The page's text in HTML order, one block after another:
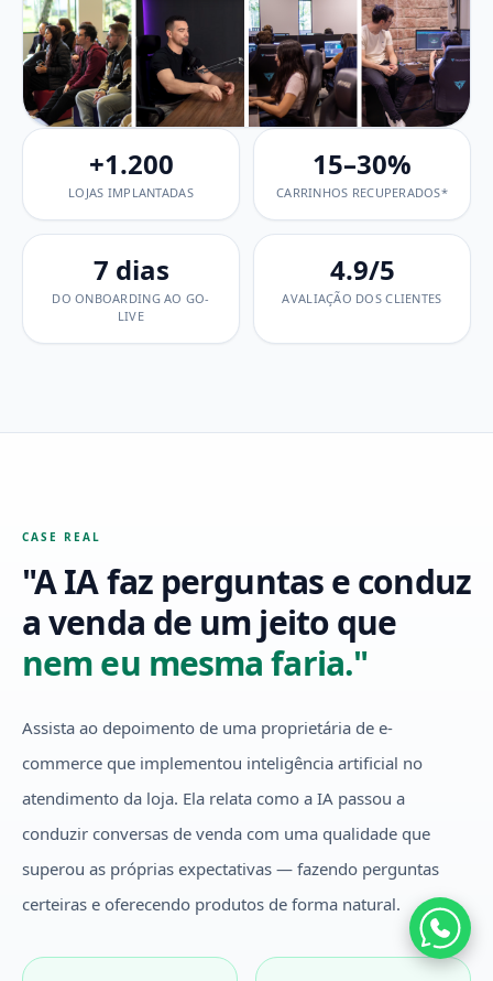
+1.200
LOJAS IMPLANTADAS
15–30%
CARRINHOS RECUPERADOS*
7 dias
DO ONBOARDING AO GO-
LIVE
4.9/5
AVALIAÇÃO DOS CLIENTES
CASE REAL
"A IA faz perguntas e conduz
a venda de um jeito que
nem eu mesma faria."
Assista ao depoimento de uma proprietária de e-
commerce que implementou inteligência artificial no
atendimento da loja. Ela relata como a IA passou a
conduzir conversas de venda com uma qualidade que
superou as próprias expectativas — fazendo perguntas
certeiras e oferecendo produtos de forma natural.